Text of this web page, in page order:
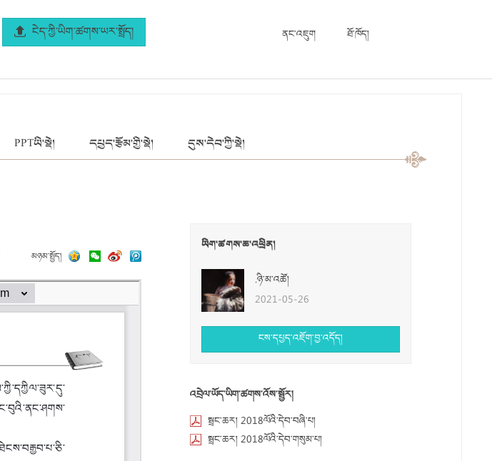
ནང་འཇུག ཐོ་ཁོད།
ངེད་ཀྱི་ཡིག་ཚགས་ཡར་སྤྲོད།
PPTཡི་སྡེ། དཔྱད་རྩོམ་གྱི་སྡེ། དུས་དེབ་ཀྱི་སྡེ།
མཉམ་སྤྱོད།
ཡིག་ཚགས་ཆ་འཕྲིན།
.ཉི་མ་འཚོ།
2021-05-26
ངས་དཔྱད་འཇོག་བྱ་འདོད།
འབྲེལ་ཡོད་ཡིག་ཚགས་འོས་སྦྱོར།
སྦྲང་ཆར། 2018ལོའི་དེབ་བཞི་པ།
སྦྲང་ཆར། 2018ལོའི་དེབ་གསུམ་པ།